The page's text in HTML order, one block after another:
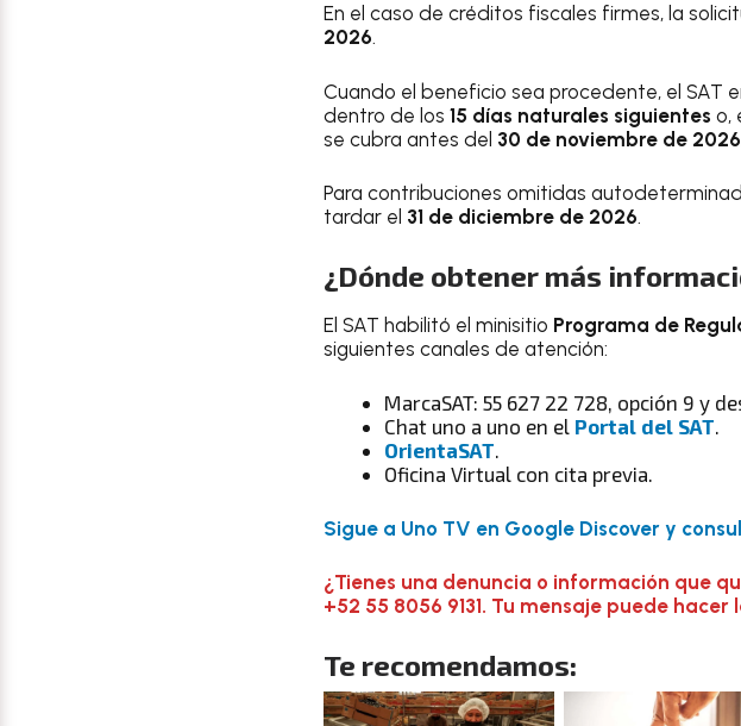
En el caso de créditos fiscales firmes, la
2026.
Cuando el beneficio sea procedente, el SAT
dentro de los 15 días naturales siguientes o,
se cubra antes del 30 de noviembre de 2026
Para contribuciones omitidas
tardar el 31 de diciembre de 2026.
¿Dónde obtener más
El SAT habilitó el minisitio Programa de
siguientes canales de atención:
MarcaSAT: 55 627 22 728, opción 9 y
Chat uno a uno en el Portal del SAT.
OrientaSAT.
Oficina Virtual con cita previa.
Sigue a Uno TV en Google Discover y
¿Tienes una denuncia o información que
+52 55 8056 9131. Tu mensaje puede hacer
Te recomendamos: